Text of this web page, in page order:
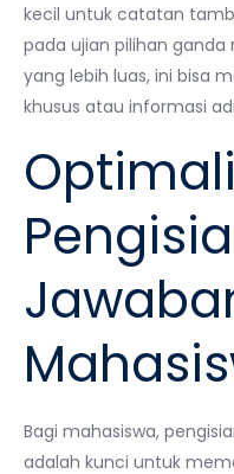
kecil untuk catatan
pada ujian pilihan ganda
yang lebih luas, ini bisa
khusus atau informasi
Bagi mahasiswa,
adalah kunci untuk